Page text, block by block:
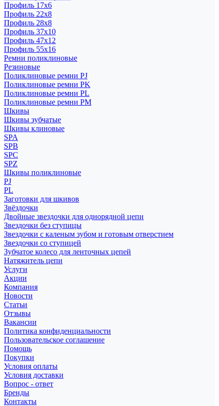
Профиль 17x6
Профиль 22x8
Профиль 28x8
Профиль 37x10
Профиль 47x12
Профиль 55x16
Ремни поликлиновые
Резиновые
Поликлиновые ремни PJ
Поликлиновые ремни PK
Поликлиновые ремни PL
Поликлиновые ремни PM
Шкивы
Шкивы зубчатые
Шкивы клиновые
SPA
SPB
SPC
SPZ
Шкивы поликлиновые
PJ
PL
Заготовки для шкивов
Звёздочки
Двойные звездочки для однорядной цепи
Звездочки без ступицы
Звездочки с каленым зубом и готовым отверстием
Звездочки со ступицей
Зубчатое колесо для ленточных цепей
Натяжитель цепи
Услуги
Акции
Компания
Новости
Статьи
Отзывы
Вакансии
Политика конфиденциальности
Пользовательское соглашение
Помощь
Покупки
Условия оплаты
Условия доставки
Вопрос - ответ
Бренды
Контакты